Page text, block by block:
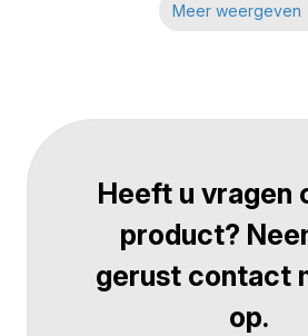
onderstaande contactgegevens.
Meer weergeven
Heeft u vragen
product?
gerust contact
op.